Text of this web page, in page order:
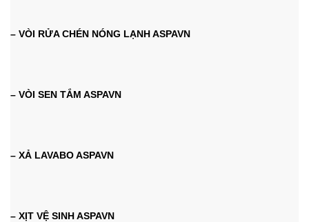
– VÒI RỬA CHÉN NÓNG LẠNH ASPAVN
– VÒI SEN TẮM ASPAVN
– XẢ LAVABO ASPAVN
– XỊT VỆ SINH ASPAVN